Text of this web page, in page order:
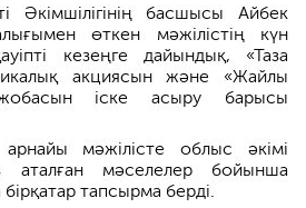
Әкімшілігінің басшысы Айбек
өткен мәжілістің күн
кезеңге дайындық, «Таза
акциясын және «Жайлы
іске асыру барысы
мәжілісте облыс әкімі
аталған мәселелер бойынша
тапсырма берді.